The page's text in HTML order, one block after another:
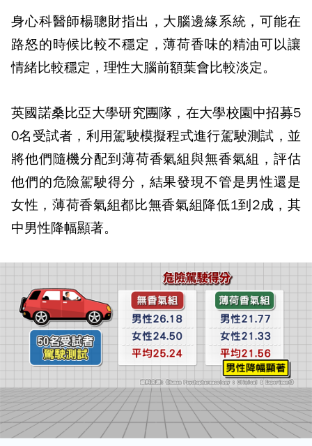
身心科醫師楊聰財指出，大腦邊緣系統，可能在
路怒的時候比較不穩定，薄荷香味的精油可以讓
情緒比較穩定，理性大腦前額葉會比較淡定。
英國諾桑比亞大學研究團隊，在大學校園中招募5
0名受試者，利用駕駛模擬程式進行駕駛測試，並
將他們隨機分配到薄荷香氣組與無香氣組，評估
他們的危險駕駛得分，結果發現不管是男性還是
女性，薄荷香氣組都比無香氣組降低1到2成，其
中男性降幅顯著。